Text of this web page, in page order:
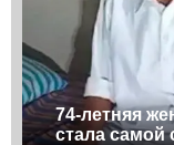
74-летняя
стала самой